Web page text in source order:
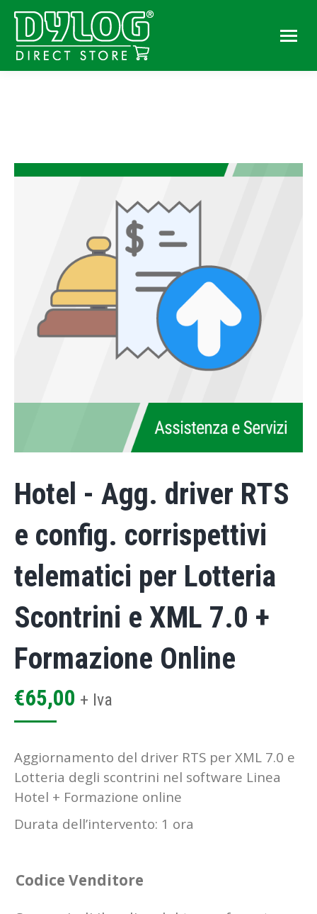
Hotel - Agg. driver RTS
e config. corrispettivi
telematici per Lotteria
Scontrini e XML 7.0 +
Formazione Online
€65,00 + Iva
Aggiornamento del driver RTS per XML 7.0 e
Lotteria degli scontrini nel software Linea
Hotel + Formazione online
Durata dell’intervento: 1 ora
Codice Venditore